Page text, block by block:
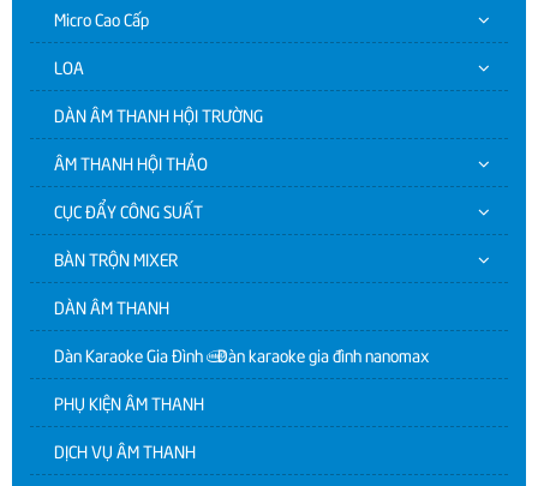
Micro Cao Cấp
LOA
DÀN ÂM THANH HỘI TRƯỜNG
ÂM THANH HỘI THẢO
CỤC ĐẨY CÔNG SUẤT
BÀN TRỘN MIXER
DÀN ÂM THANH
Dàn Karaoke Gia Đình | Dàn karaoke gia đình nanomax
PHỤ KIỆN ÂM THANH
DỊCH VỤ ÂM THANH